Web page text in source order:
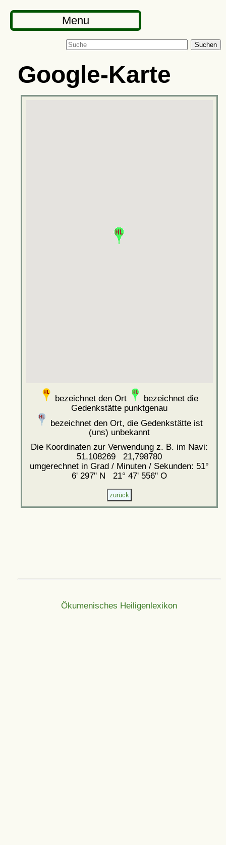
Menu
Suchen
Google-Karte
bezeichnet den Ort
bezeichnet die
Gedenkstätte punktgenau
bezeichnet den Ort, die Gedenkstätte ist
(uns) unbekannt
Die Koordinaten zur Verwendung z. B. im Navi:
51,108269 21,798780
umgerechnet in Grad / Minuten / Sekunden: 51°
6' 297'' N 21° 47' 556'' O
Ökumenisches Heiligenlexikon